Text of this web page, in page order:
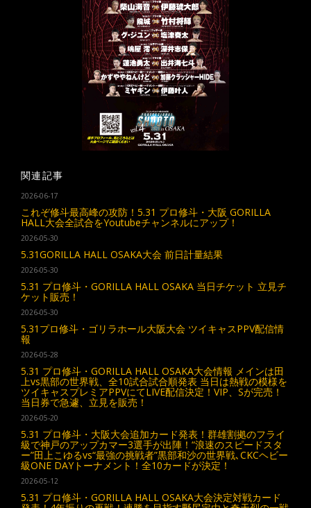
関連記事
2026-06-17
これぞ修斗最高峰の攻防！5.31 プロ修斗・大阪 GORILLA
HALL大会全試合をYoutubeチャンネルにアップ！
2026-05-30
5.31GORILLA HALL OSAKA大会 前日計量結果
2026-05-30
5.31 プロ修斗・GORILLA HALL OSAKA 当日チケット 立見チ
ケット販売！
2026-05-30
5.31プロ修斗・ゴリラホール大阪大会 ツイキャスPPV配信情
報
2026-05-28
5.31 プロ修斗・GORILLA HALL OSAKA大会情報 メインは田
上vs黒部の世界戦、全10試合試合順発表 当日は熱戦の模様を
ツイキャスプレミアPPVにてLIVE配信決定！VIP、Sが完売！
当日券で急遽、立見を販売！
2026-05-20
5.31 プロ修斗・大阪大会追加カード発表！群雄割拠のフライ
級で神戸のアップカマー3選手が出陣！“浪速のスピードスタ
ー”田上こゆるvs“最強の挑戦者”黒部和沙の世界戦､CKCヘビー
級ONE DAYトーナメント！全10カードが決定！
2026-05-12
5.31 プロ修斗・GORILLA HALL OSAKA大会決定対戦カード